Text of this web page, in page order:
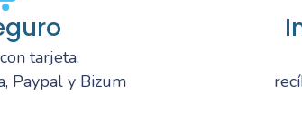
tarjeta,
Paypal y Bizum